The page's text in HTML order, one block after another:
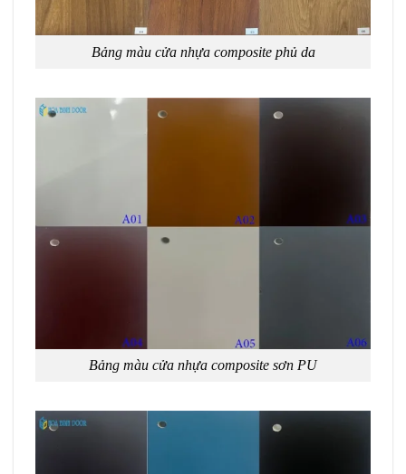
Bảng màu cửa nhựa composite phủ da
Bảng màu cửa nhựa composite sơn PU